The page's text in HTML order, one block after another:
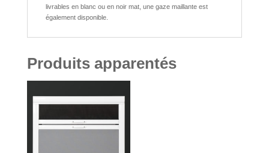
30
livrables en blanc ou en noir mat, une gaze maillante est
également disponible.
Produits apparentés